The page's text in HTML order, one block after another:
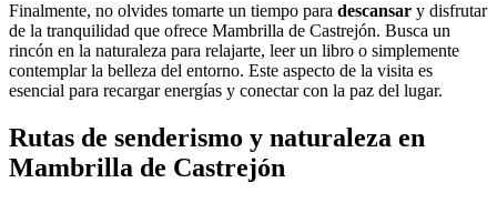
Finalmente, no olvides tomarte un tiempo para descansar y disfrutar
de la tranquilidad que ofrece Mambrilla de Castrejón. Busca un
rincón en la naturaleza para relajarte, leer un libro o simplemente
contemplar la belleza del entorno. Este aspecto de la visita es
esencial para recargar energías y conectar con la paz del lugar.
Rutas de senderismo y naturaleza en
Mambrilla de Castrejón